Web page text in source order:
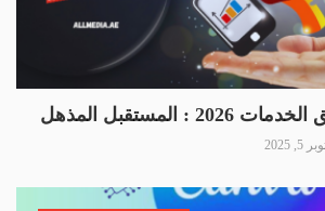
: المستقبل المذهل
5, 2025